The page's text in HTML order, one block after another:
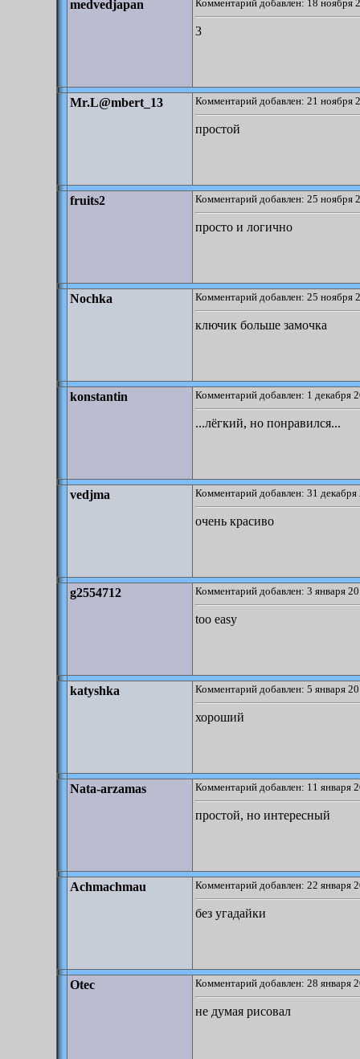
medvedjapan Комментарий добавлен: 18 ноября
3
Mr.L@mbert_13 Комментарий добавлен: 21 ноября
простой
fruits2 Комментарий добавлен: 25 ноября
просто и логично
Nochka Комментарий добавлен: 25 ноября
ключик больше замочка
konstantin Комментарий добавлен: 1 декабря
...лёгкий, но понравился...
vedjma Комментарий добавлен: 31
очень красиво
g2554712 Комментарий добавлен: 3 января
too easy
katyshka Комментарий добавлен: 5 января
хороший
Nata-arzamas Комментарий добавлен: 11 января
простой, но интересный
Achmachmau Комментарий добавлен: 22 января
без угадайки
Otec Комментарий добавлен: 28 января
не думая рисовал